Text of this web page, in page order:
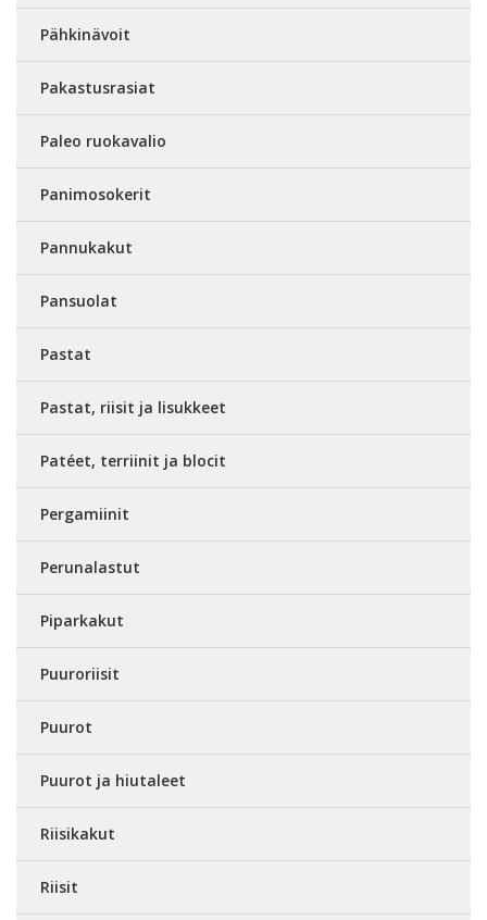
Pähkinävoit
Pakastusrasiat
Paleo ruokavalio
Panimosokerit
Pannukakut
Pansuolat
Pastat
Pastat, riisit ja lisukkeet
Patéet, terriinit ja blocit
Pergamiinit
Perunalastut
Piparkakut
Puuroriisit
Puurot
Puurot ja hiutaleet
Riisikakut
Riisit